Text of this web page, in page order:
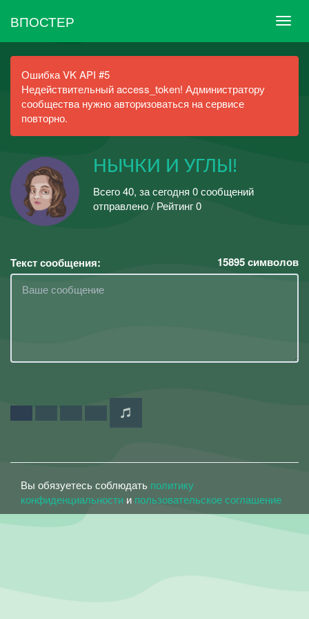
ВПОСТЕР
Ошибка VK API #5
Недействительный access_token! Администратору
сообщества нужно авторизоваться на сервисе
повторно.
НЫЧКИ И УГЛЫ!
Всего 40, за сегодня 0 сообщений
отправлено / Рейтинг 0
Текст сообщения: 15895символов
Вы обязуетесь соблюдать политику
конфиденциальности и пользовательское соглашение